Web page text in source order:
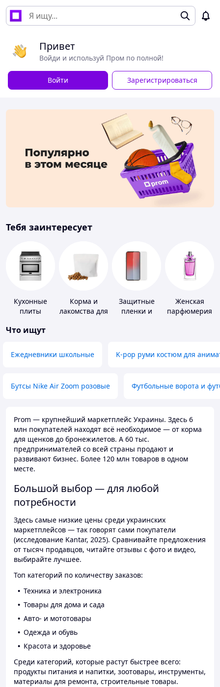
Привет
Войди и используй Пром по полной!
Войти Зарегистрироваться
Тебя заинтересует
Кухонные
плиты
Корма и
лакомства для
Защитные
пленки и
Женская
парфюмерия
Что ищут
Ежедневники школьные K-pop руми костюм для
Бутсы Nike Air Zoom розовые Футбольные ворота и
Prom — крупнейший маркетплейс Украины. Здесь 6
млн покупателей находят всё необходимое — от корма
для щенков до бронежилетов. А 60 тыс.
предпринимателей со всей страны продают и
развивают бизнес. Более 120 млн товаров в одном
месте.
Большой выбор — для любой
потребности
Здесь самые низкие цены среди украинских
маркетплейсов — так говорят сами покупатели
(исследование Kantar, 2025). Сравнивайте предложения
от тысяч продавцов, читайте отзывы с фото и видео,
выбирайте лучшее.
Топ категорий по количеству заказов:
Техника и электроника
Товары для дома и сада
Авто- и мототовары
Одежда и обувь
Красота и здоровье
Среди категорий, которые растут быстрее всего:
продукты питания и напитки, зоотовары, инструменты,
материалы для ремонта, строительные товары.